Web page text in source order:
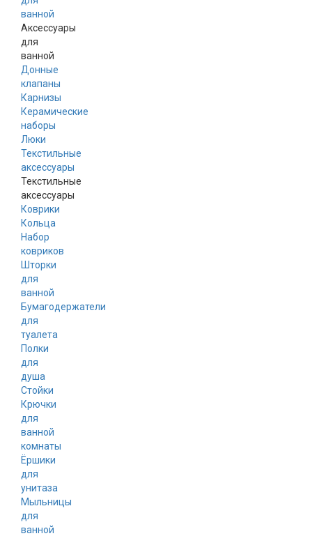
ванной
Аксессуары
для
ванной
Донные
клапаны
Карнизы
Керамические
наборы
Люки
Текстильные
аксессуары
Текстильные
аксессуары
Коврики
Кольца
Набор
ковриков
Шторки
для
ванной
Бумагодержатели
для
туалета
Полки
для
душа
Стойки
Крючки
для
ванной
комнаты
Ёршики
для
унитаза
Мыльницы
для
ванной